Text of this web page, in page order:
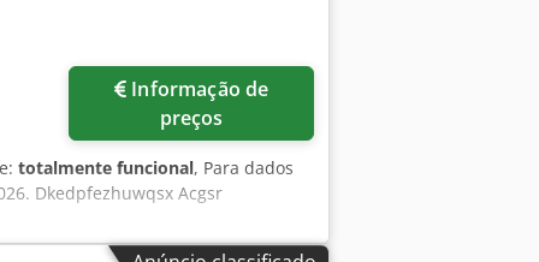
400 l Sensor de medição: 3D,
refrigeração externa com ar
Heidenhain Modo de operação: 4
(Turcite) Renovação da camada
preços
totalmente funcional, Para dados
Dkedpfezhuwqsx Acgsr